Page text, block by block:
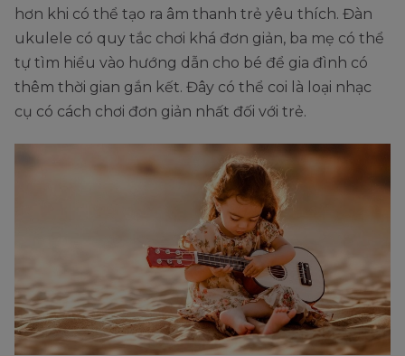
hơn khi có thể tạo ra âm thanh trẻ yêu thích. Đàn
ukulele có quy tắc chơi khá đơn giản, ba mẹ có thể
tự tìm hiểu vào hướng dẫn cho bé để gia đình có
thêm thời gian gắn kết. Đây có thể coi là loại nhạc
cụ có cách chơi đơn giản nhất đối với trẻ.